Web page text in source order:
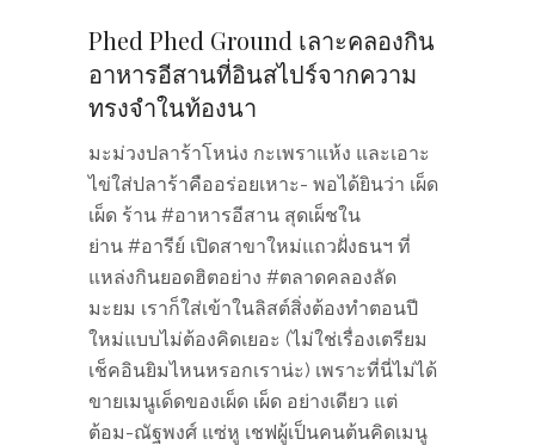
Phed Phed Ground เลาะคลองกิน
อาหารอีสานที่อินสไปร์จากความ
ทรงจำในท้องนา
มะม่วงปลาร้าโหน่ง กะเพราแห้ง และเอาะ
ไข่ใส่ปลาร้าคืออร่อยเหาะ- พอได้ยินว่า เผ็ด
เผ็ด ร้าน #อาหารอีสาน สุดเผ็ชใน
ย่าน #อารีย์ เปิดสาขาใหม่แถวฝั่งธนฯ ที่
แหล่งกินยอดฮิตอย่าง #ตลาดคลองลัด
มะยม เราก็ใส่เข้าในลิสต์สิ่งต้องทำตอนปี
ใหม่แบบไม่ต้องคิดเยอะ (ไม่ใช่เรื่องเตรียม
เช็คอินยิมไหนหรอกเราน่ะ) เพราะที่นี่ไม่ได้
ขายเมนูเด็ดของเผ็ด เผ็ด อย่างเดียว แต่
ต้อม-ณัฐพงศ์ แซ่หู เชฟผู้เป็นคนต้นคิดเมนู